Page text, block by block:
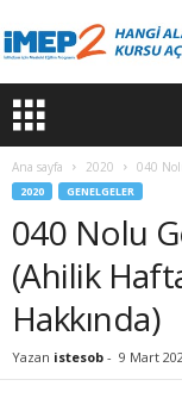
Ana sayfa 2020 040
2020 GENELGELER
040 Nolu
(Ahilik
Hakkında)
Yazan istesob - 9 Mart